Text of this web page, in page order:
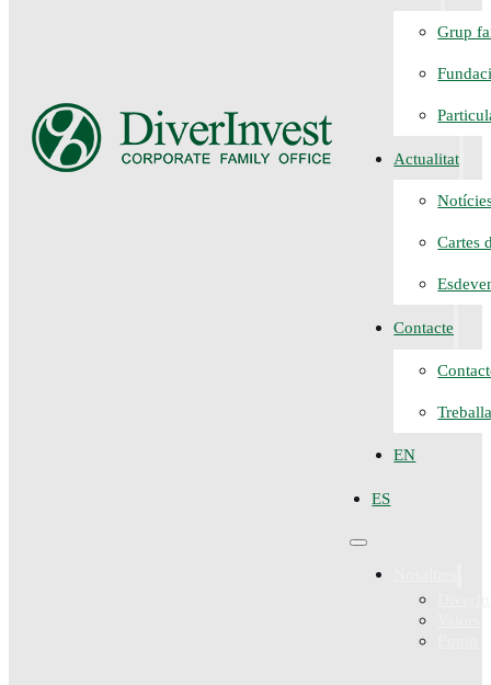
Grup
Actualitat
Cartes
Contacte
EN
ES